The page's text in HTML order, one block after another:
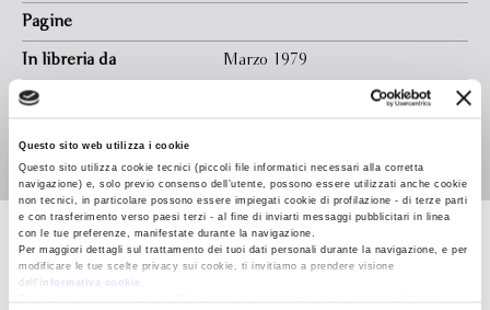
Questo sito web utilizza i cookie
Questo sito utilizza cookie tecnici (piccoli file informatici necessari alla corretta
navigazione) e, solo previo consenso dell’utente, possono essere utilizzati anche cookie
non tecnici, in particolare possono essere impiegati cookie di profilazione - di terze parti
e con trasferimento verso paesi terzi - al fine di inviarti messaggi pubblicitari in linea
con le tue preferenze, manifestate durante la navigazione.
Per maggiori dettagli sul trattamento dei tuoi dati personali durante la navigazione, e per
modificare le tue scelte privacy sui cookie, ti invitiamo a prendere visione
dell’
informativa cookie
paesaggio spagnolo e alle dolci colline d'Inghilterra. Il
romanzo, ricco di caratteri umani e di ritmo narrativo, mostra
la cifra stilistica di Cronin e raggiunge la pienezza di una
testimonianza sul drammatico divorzio fra arte e società.
Pagine
In libreria da Marzo 1979
Ebook
Archibald Joseph
Cronin